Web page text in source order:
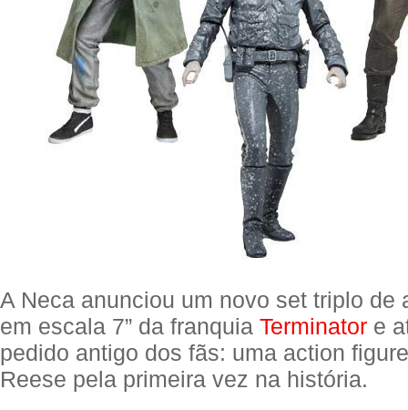
A Neca anunciou um novo set triplo de
em escala 7” da franquia Terminator e
pedido antigo dos fãs: uma action
Reese pela primeira vez na história.